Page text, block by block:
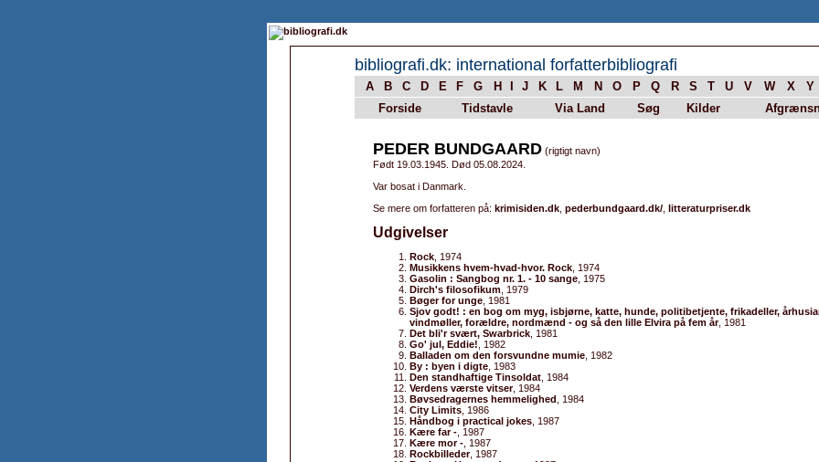
bibliografi.dk: international forfatterbibliografi
A B C D E F G H J K L M N O P Q R S T U V W X
Y
Forside
Tidstavle Via Land Søg Kilder
PEDER BUNDGAARD (rigtigt navn)
Født 19.03.1945. Død 05.08.2024.
Var bosat i Danmark.
Se mere om forfatteren på: krimisiden.dk pederbundgaard.dk/ litteraturpriser.dk
Udgivelser
Rock , 1974
Musikkens hvem-hvad-hvor. Rock , 1974
Gasolin : Sangbog nr. 1. - 10 sange , 1975
Dirch's filosofikum , 1979
Bøger for unge , 1981
Sjov godt! : en bog om myg, isbjørne, katte, hunde, politibetjente, frikadeller,
vindmøller, forældre, nordmænd - og så den lille Elvira på fem år, 1981
Det bli'r svært, Swarbrick , 1981
Go' jul, Eddie! , 1982
Balladen om den forsvundne mumie , 1982
By : byen i digte , 1983
Den standhaftige Tinsoldat , 1984
Verdens værste vitser, 1984
Bøvsedragernes hemmelighed , 1984
City Limits , 1986
Håndbog i practical jokes , 1987
Kære far - , 1987
Kære mor - , 1987
Rockbilleder, 1987